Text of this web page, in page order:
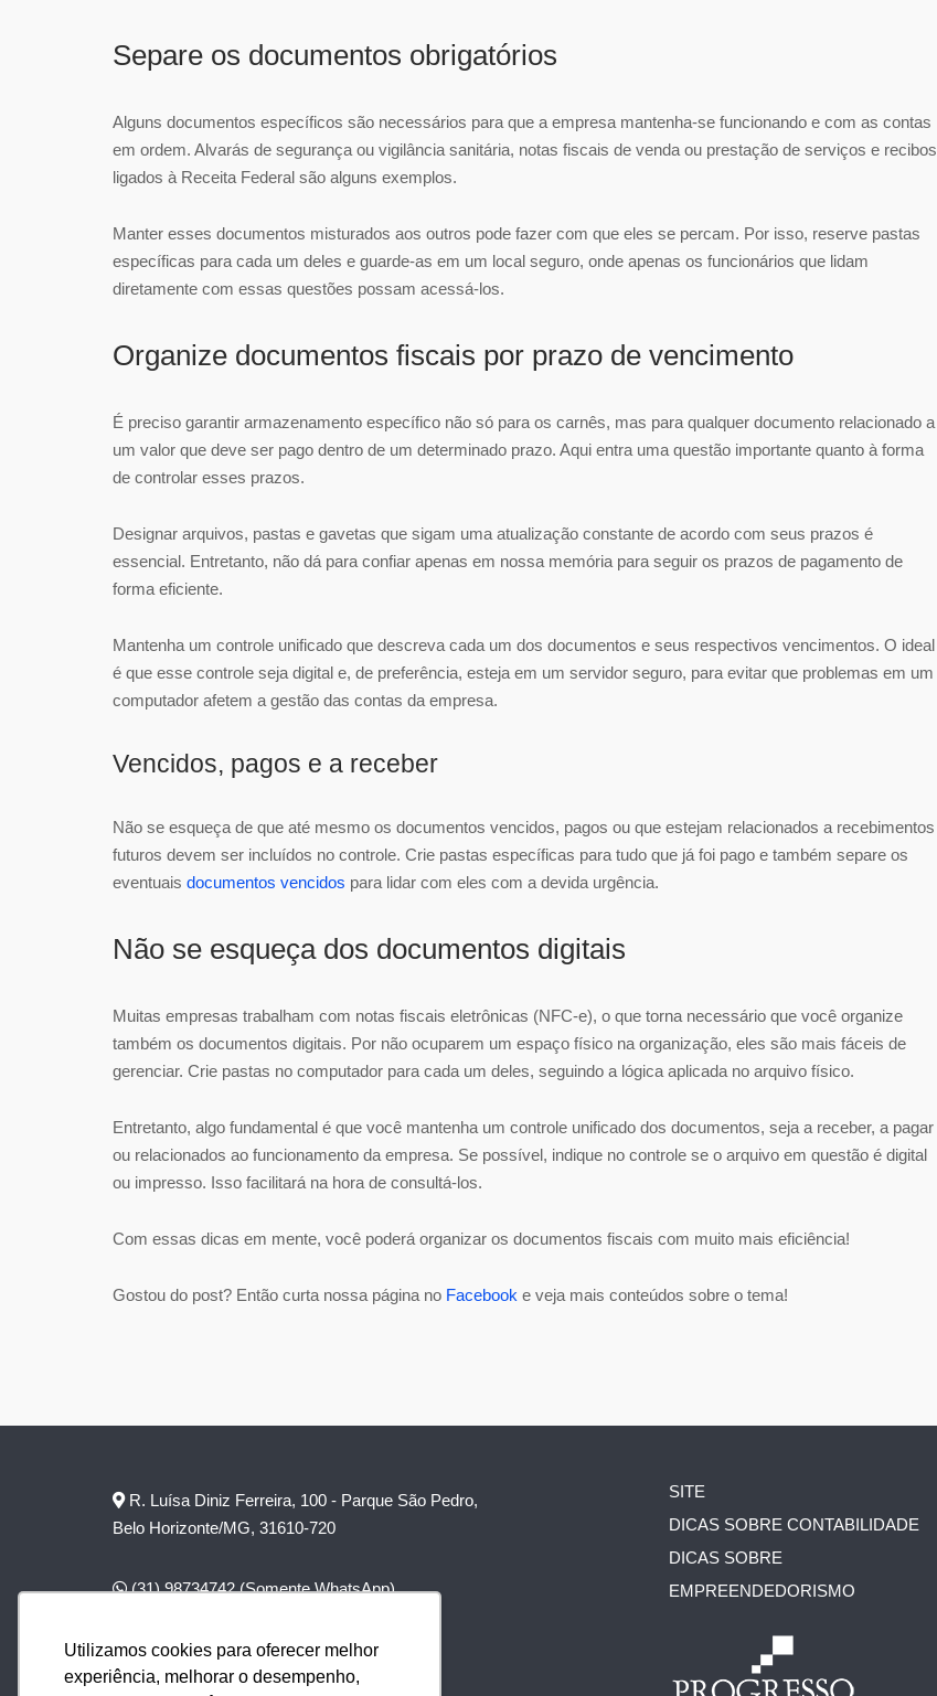
Utilizamos cookies para oferecer melhor
experiência, melhorar o desempenho,
Separe os documentos obrigatórios
Alguns documentos específicos são necessários para que a empresa mantenha-se funcionando e com as contas
em ordem. Alvarás de segurança ou vigilância sanitária, notas fiscais de venda ou prestação de serviços e recibos
ligados à Receita Federal são alguns exemplos.
Manter esses documentos misturados aos outros pode fazer com que eles se percam. Por isso, reserve pastas
específicas para cada um deles e guarde-as em um local seguro, onde apenas os funcionários que lidam
diretamente com essas questões possam acessá-los.
Organize documentos fiscais por prazo de vencimento
É preciso garantir armazenamento específico não só para os carnês, mas para qualquer documento relacionado a
um valor que deve ser pago dentro de um determinado prazo. Aqui entra uma questão importante quanto à forma
de controlar esses prazos.
Designar arquivos, pastas e gavetas que sigam uma atualização constante de acordo com seus prazos é
essencial. Entretanto, não dá para confiar apenas em nossa memória para seguir os prazos de pagamento de
forma eficiente.
Mantenha um controle unificado que descreva cada um dos documentos e seus respectivos vencimentos. O ideal
é que esse controle seja digital e, de preferência, esteja em um servidor seguro, para evitar que problemas em um
computador afetem a gestão das contas da empresa.
Vencidos, pagos e a receber
Não se esqueça de que até mesmo os documentos vencidos, pagos ou que estejam relacionados a recebimentos
futuros devem ser incluídos no controle. Crie pastas específicas para tudo que já foi pago e também separe os
eventuais documentos vencidos para lidar com eles com a devida urgência.
Não se esqueça dos documentos digitais
Muitas empresas trabalham com notas fiscais eletrônicas (NFC-e), o que torna necessário que você organize
também os documentos digitais. Por não ocuparem um espaço físico na organização, eles são mais fáceis de
gerenciar. Crie pastas no computador para cada um deles, seguindo a lógica aplicada no arquivo físico.
Entretanto, algo fundamental é que você mantenha um controle unificado dos documentos, seja a receber, a pagar
ou relacionados ao funcionamento da empresa. Se possível, indique no controle se o arquivo em questão é digital
ou impresso. Isso facilitará na hora de consultá-los.
Com essas dicas em mente, você poderá organizar os documentos fiscais com muito mais eficiência!
Gostou do post? Então curta nossa página no Facebook e veja mais conteúdos sobre o tema!
R. Luísa Diniz Ferreira, 100 - Parque São Pedro,
Belo Horizonte/MG, 31610-720
(31) 98734742(Somente WhatsApp)
(31) 3279-1144(Chamadas de voz)
SITE
DICAS SOBRE CONTABILIDADE
DICAS SOBRE
EMPREENDEDORISMO